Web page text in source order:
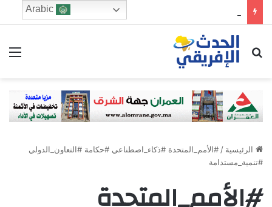
مصطفى لخصم يتجه للترشح في دائرة فاس الجنوبي
ابحث عن
الرئيسية /#الأمم_المتحدة #ذكاء_اصطناعي #حكامة #التعاون_الدولي
#تنمية_مستدامة
Arabic